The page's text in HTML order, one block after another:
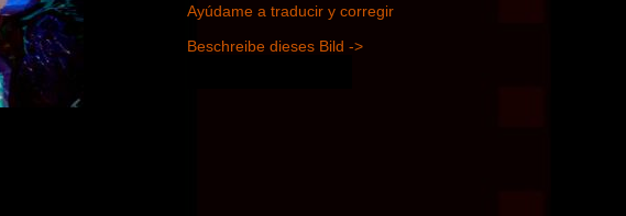
Ayúdame a traducir y corregir
Beschreibe dieses Bild ->